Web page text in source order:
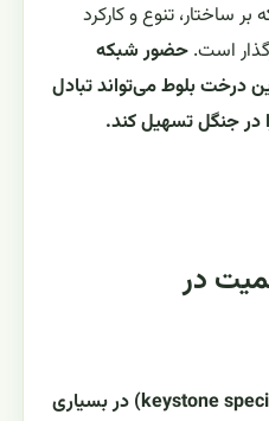
ساختار، تنوع و کارکرد
است. حضور شبکه
درخت بلوط می‌تواند تبادل
در جنگل تسهیل کند.
در
بلوط‌ها از گونه‌های کلیدی (keystone species) در بسیاری